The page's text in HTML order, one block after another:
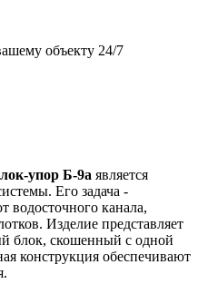
объекту 24/7
упор Б-9а является
Его задача -
водосточного канала,
Изделие представляет
блок, скошенный с одной
конструкция обеспечивают